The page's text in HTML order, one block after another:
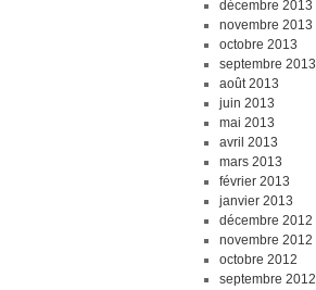
décembre 2013
novembre 2013
octobre 2013
septembre 2013
août 2013
juin 2013
mai 2013
avril 2013
mars 2013
février 2013
janvier 2013
décembre 2012
novembre 2012
octobre 2012
septembre 2012